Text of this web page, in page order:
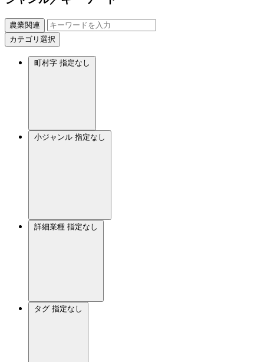
農業関連
カテゴリ選択
町村字 指定なし
小ジャンル 指定なし
詳細業種 指定なし
タグ 指定なし